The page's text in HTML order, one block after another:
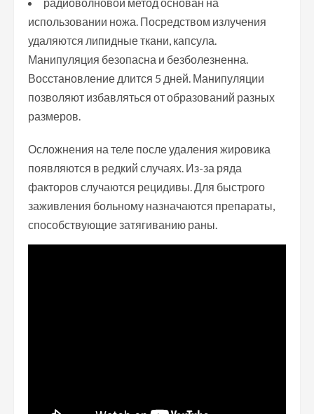
использовании ножа. Посредством излучения
удаляются липидные ткани, капсула.
Манипуляция безопасна и безболезненна.
Восстановление длится 5 дней. Манипуляции
позволяют избавляться от образований разных
размеров.
Осложнения на теле после удаления жировика
появляются в редкий случаях. Из-за ряда
факторов случаются рецидивы. Для быстрого
заживления больному назначаются препараты,
способствующие затягиванию раны.